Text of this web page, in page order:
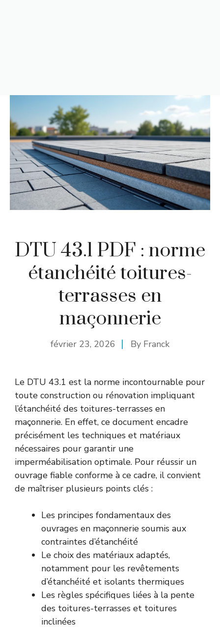
DTU 43.1 PDF : norme
étanchéité toitures-
terrasses en
maçonnerie
février 23, 2026 By Franck
Le DTU 43.1 est la norme incontournable pour
toute construction ou rénovation impliquant
l’étanchéité des toitures-terrasses en
maçonnerie. En effet, ce document encadre
précisément les techniques et matériaux
nécessaires pour garantir une
imperméabilisation optimale. Pour réussir un
ouvrage fiable conforme à ce cadre, il convient
de maîtriser plusieurs points clés :
Les principes fondamentaux des
ouvrages en maçonnerie soumis aux
contraintes d’étanchéité
Le choix des matériaux adaptés,
notamment pour les revêtements
d’étanchéité et isolants thermiques
Les règles spécifiques liées à la pente
des toitures-terrasses et toitures
inclinées